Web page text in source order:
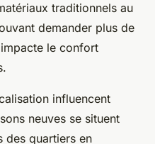
traditionnels au
demander plus de
le confort
influencent
neuves se situent
des quartiers en